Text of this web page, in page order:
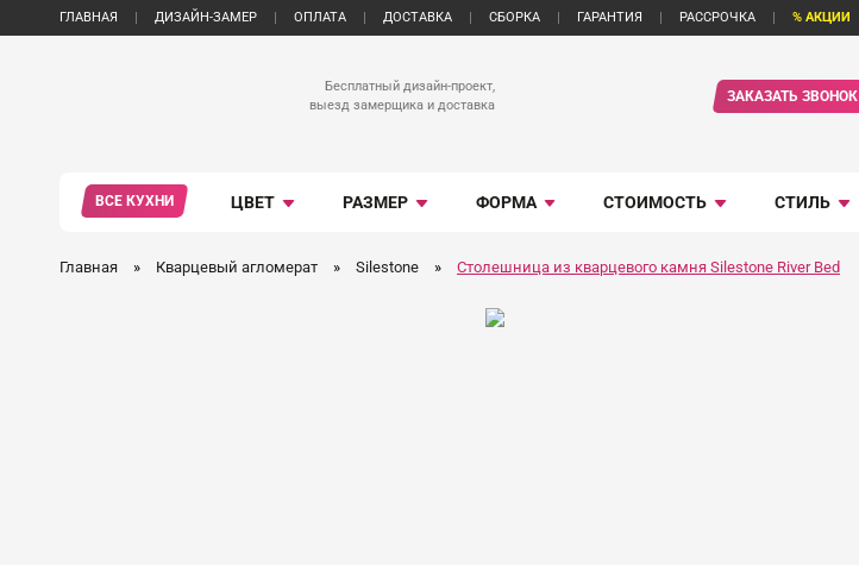
ГЛАВНАЯ ДИЗАЙН-ЗАМЕР ОПЛАТА ДОСТАВКА СБОРКА ГАРАНТИЯ РАССРОЧКА % АКЦИИ
Бесплатный дизайн-проект,
выезд замерщика и доставка
ЗАКАЗАТЬ ЗВОНОК
ВСЕ КУХНИ ЦВЕТ РАЗМЕР ФОРМА СТОИМОСТЬ СТИЛЬ
Главная » Кварцевый агломерат » Silestone » Столешница из кварцевого камня Silestone River Bed